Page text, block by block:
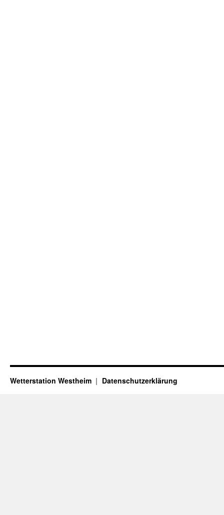
Wetterstation Westheim Datenschutzerklärung